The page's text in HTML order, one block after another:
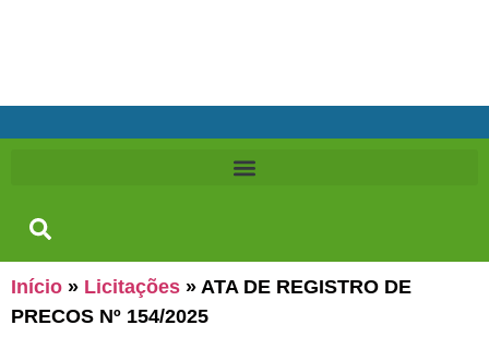
Início » Licitações » ATA DE REGISTRO DE
PRECOS Nº 154/2025